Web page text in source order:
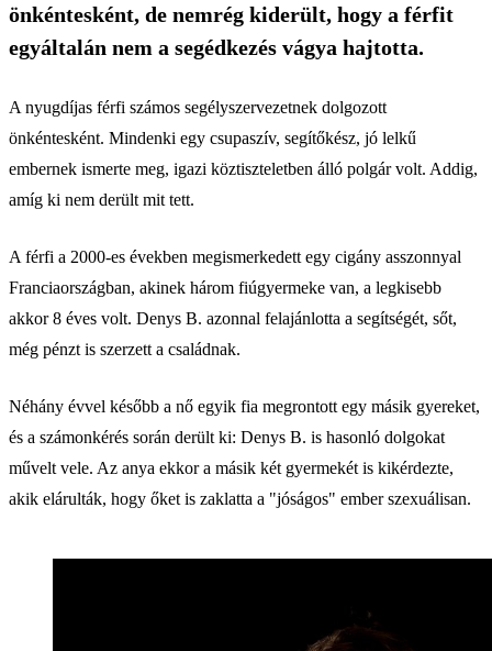
önkéntesként, de nemrég kiderült, hogy a férfit
egyáltalán nem a segédkezés vágya hajtotta.
A nyugdíjas férfi számos segélyszervezetnek dolgozott
önkéntesként. Mindenki egy csupaszív, segítőkész, jó lelkű
embernek ismerte meg, igazi köztiszteletben álló polgár volt. Addig,
amíg ki nem derült mit tett.
A férfi a 2000-es években megismerkedett egy cigány asszonnyal
Franciaországban, akinek három fiúgyermeke van, a legkisebb
akkor 8 éves volt. Denys B. azonnal felajánlotta a segítségét, sőt,
még pénzt is szerzett a családnak.
Néhány évvel később a nő egyik fia megrontott egy másik gyereket,
és a számonkérés során derült ki: Denys B. is hasonló dolgokat
művelt vele. Az anya ekkor a másik két gyermekét is kikérdezte,
akik elárulták, hogy őket is zaklatta a "jóságos" ember szexuálisan.